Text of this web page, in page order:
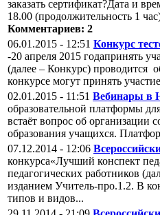
заказать сертификат?Дата и
18.00 (продолжительность 1
Комментариев: 2
06.01.2015 - 12:51 Конкурс
-20 апреля 2015 годапринять
(далее – Конкурс) проводится
конкурсе могут принять
02.01.2015 - 11:51 Вебинары в
образовательной платформы
встаёт вопрос об организации
образования учащихся.
07.12.2014 - 12:06
конкурса«Лучший конспект
педагогических работников
изданием Учитель-про.1.2. В
типов и видов...